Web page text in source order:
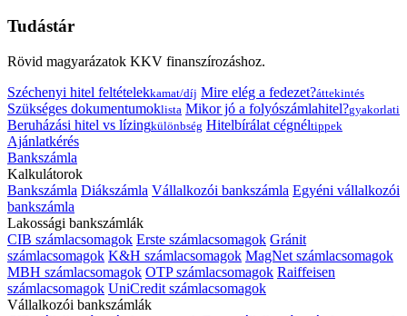
Tudástár
Rövid magyarázatok KKV finanszírozáshoz.
Széchenyi hitel feltételekkamat/díj Mire elég a fedezet?áttekintés
Szükséges dokumentumoklista Mikor jó a folyószámlahitel?gyakorlati
Beruházási hitel vs lízingkülönbség Hitelbírálat cégnéltippek
Ajánlatkérés
Bankszámla
Kalkulátorok
Bankszámla Diákszámla Vállalkozói bankszámla Egyéni vállalkozói
bankszámla
Lakossági bankszámlák
CIB számlacsomagok Erste számlacsomagok Gránit
számlacsomagok K&H számlacsomagok MagNet számlacsomagok
MBH számlacsomagok OTP számlacsomagok Raiffeisen
számlacsomagok UniCredit számlacsomagok
Vállalkozói bankszámlák